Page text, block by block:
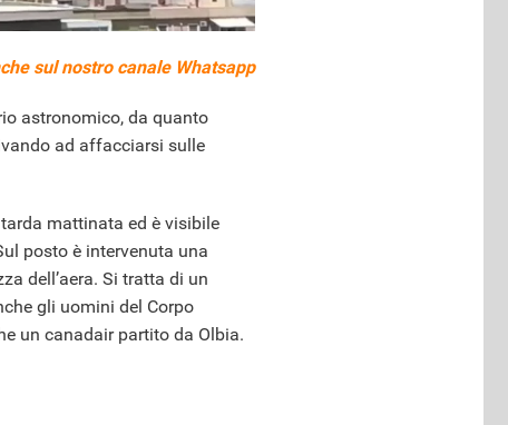
sul nostro canale Whatsapp
astronomico, da quanto
ad affacciarsi sulle
mattinata ed è visibile
posto è intervenuta una
dell’aera. Si tratta di un
gli uomini del Corpo
un canadair partito da Olbia.